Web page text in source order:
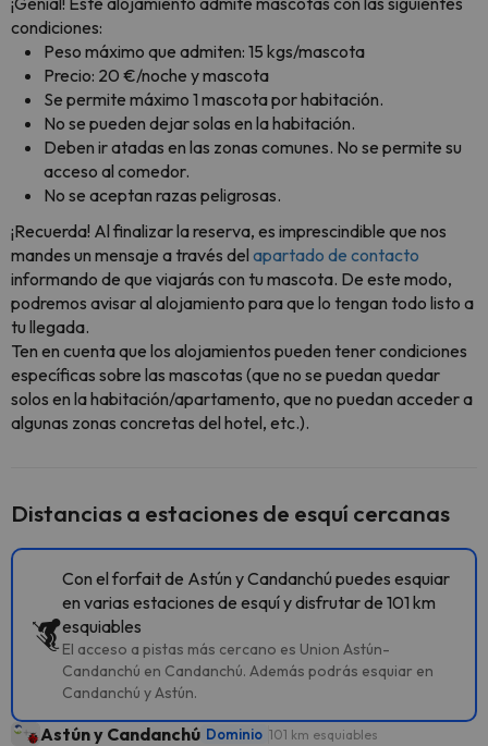
condiciones:
Peso máximo que admiten: 15 kgs/mascota
Precio: 20 €/noche y mascota
Se permite máximo 1 mascota por habitación.
No se pueden dejar solas en la habitación.
Deben ir atadas en las zonas comunes. No se permite su
acceso al comedor.
No se aceptan razas peligrosas.
¡Recuerda! Al finalizar la reserva, es imprescindible que nos
mandes un mensaje a través del apartado de contacto
informando de que viajarás con tu mascota. De este modo,
podremos avisar al alojamiento para que lo tengan todo listo a
tu llegada.
Ten en cuenta que los alojamientos pueden tener condiciones
específicas sobre las mascotas (que no se puedan quedar
solos en la habitación/apartamento, que no puedan acceder a
algunas zonas concretas del hotel, etc.).
Distancias a estaciones de esquí cercanas
Con el forfait de Astún y Candanchú puedes esquiar
en varias estaciones de esquí y disfrutar de 101 km
esquiables
El acceso a pistas más cercano es Union Astún-
Candanchú en Candanchú. Además podrás esquiar en
Candanchú y Astún.
Astún y Candanchú Dominio 101 km esquiables